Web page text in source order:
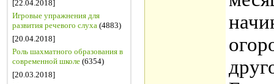
[22.04.2018]
Игровые упражнения для
развития речевого слуха (4883)
[20.04.2018]
Роль шахматного образования в
современной школе (6354)
[20.03.2018]